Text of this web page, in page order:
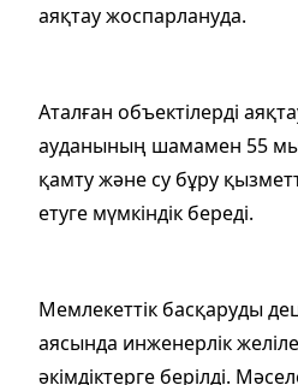
аяқтау жоспарлануда.
Аталған объектілерді
ауданының шамамен 55
қамту және су бұру
етуге мүмкіндік береді.
Мемлекеттік басқаруды
аясында инженерлік
әкімдіктерге берілді.